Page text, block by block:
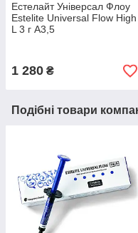
Естелайт Універсал Флоу
Estelite Universal Flow High
L 3 г A3,5
1 280 ₴
Подібні товари